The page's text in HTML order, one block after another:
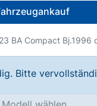
BA Compact Bj.1996
Bitte